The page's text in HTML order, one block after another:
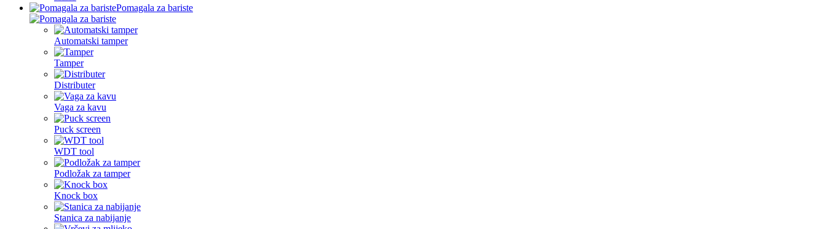
Pomagala za bariste
Automatski tamper
Tamper
Distributer
Vaga za kavu
Puck screen
WDT tool
Podložak za tamper
Knock box
Stanica za nabijanje